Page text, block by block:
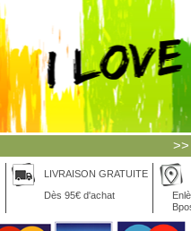
LIVRAISON GRATUITE
Dès 95€ d'achat